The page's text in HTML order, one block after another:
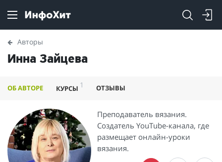
Авторы
Инна Зайцева
ОБ АВТОРЕ КУРСЫ 1 ОТЗЫВЫ
Преподаватель вязания.
Создатель YouTube-канала, где
размещает онлайн-уроки
вязания.